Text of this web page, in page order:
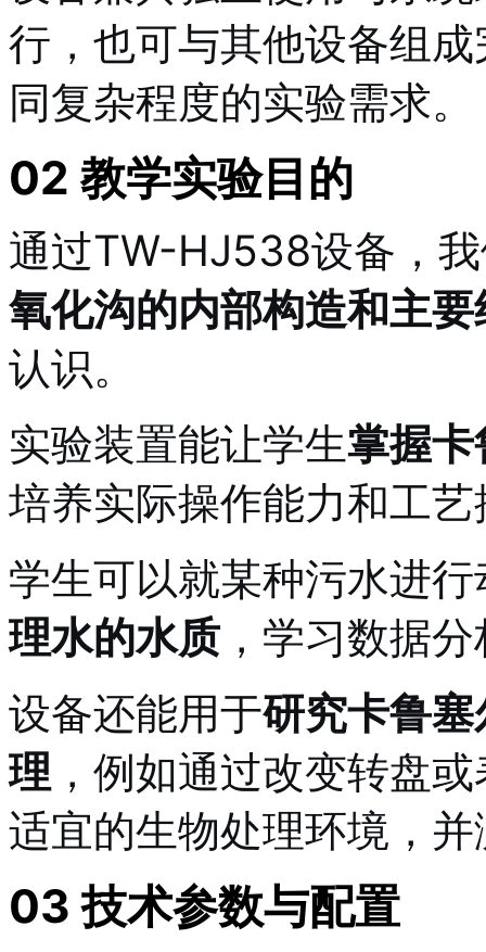
行，也可与其他设备组
同复杂程度的实验需求。
02 教学实验目的
通过TW-HJ538设备，
氧化沟的内部构造和主要
认识。
实验装置能让学生掌握
培养实际操作能力和工
学生可以就某种污水进
理水的水质，学习数据
设备还能用于研究卡鲁
理 ，例如通过改变转盘
适宜的生物处理环境，
03 技术参数与配置